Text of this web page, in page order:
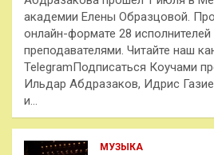
академии Елены Образцовой.
онлайн-формате 28
преподавателями. Читайте наш
TelegramПодписаться Коучами
Ильдар Абдразаков, Идрис
и…
МУЗЫКА